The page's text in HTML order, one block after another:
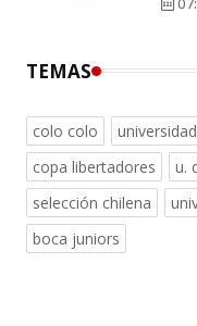
TEMAS
colo colo
copa libertadores
u.
selección chilena
boca juniors